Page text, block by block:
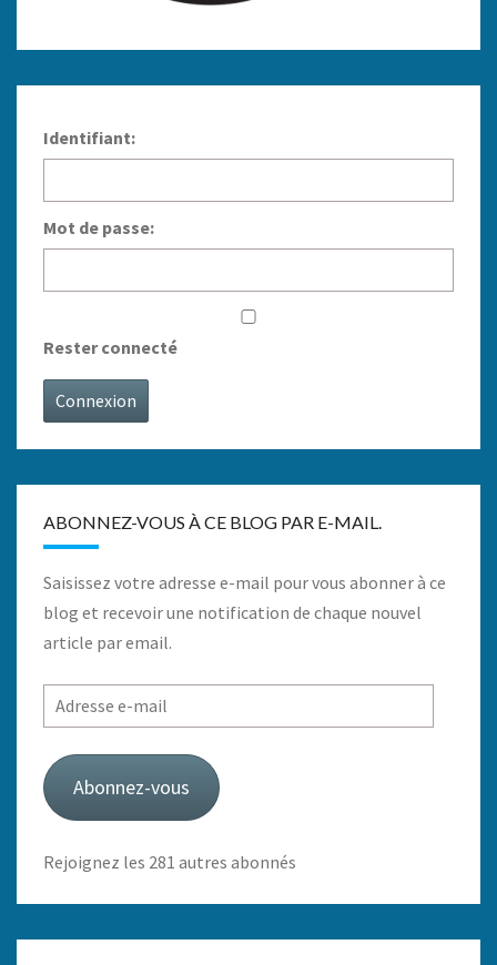
Identifiant:
Mot de passe:
Rester connecté
Connexion
ABONNEZ-VOUS À CE BLOG PAR E-MAIL.
Saisissez votre adresse e-mail pour vous abonner à ce
blog et recevoir une notification de chaque nouvel
article par email.
Adresse
e-
mail
Abonnez-vous
Rejoignez les 281 autres abonnés